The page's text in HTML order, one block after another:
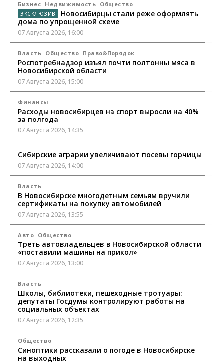
Бизнес Недвижимость Общество
Новосибирцы стали реже оформлять
дома по упрощенной схеме
07 Августа 2026, 16:00
Власть Общество Право&Порядок
Роспотребнадзор изъял почти полтонны мяса в
Новосибирской области
07 Августа 2026, 15:00
Финансы
Расходы новосибирцев на спорт выросли на 40%
за полгода
07 Августа 2026, 14:35
Сибирские аграрии увеличивают посевы горчицы
07 Августа 2026, 14:00
Власть
В Новосибирске многодетным семьям вручили
сертификаты на покупку автомобилей
07 Августа 2026, 13:55
Авто Общество
Треть автовладельцев в Новосибирской области
«поставили машины на прикол»
07 Августа 2026, 13:00
Власть
Школы, библиотеки, пешеходные тротуары:
депутаты Госдумы контролируют работы на
социальных объектах
07 Августа 2026, 12:35
Общество
Синоптики рассказали о погоде в Новосибирске
на выходных